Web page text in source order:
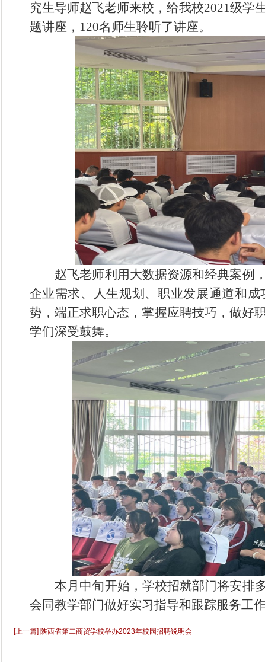
究生导师赵飞老师来校，给我校2021级学
题讲座 ， 120名 师生聆听了讲座。
赵飞老师利用大数据资源和经典案例，
企业需求、人生规划、职业发展通道和
势，端正求职心态，掌握应聘技巧，做好
学们深受鼓舞。
本月中旬开始，学校招就部门将安排
会同教学部门做好实习指导和跟踪服务工
[上一篇] 陕西省第二商贸学校举办2023年校园招聘说明会